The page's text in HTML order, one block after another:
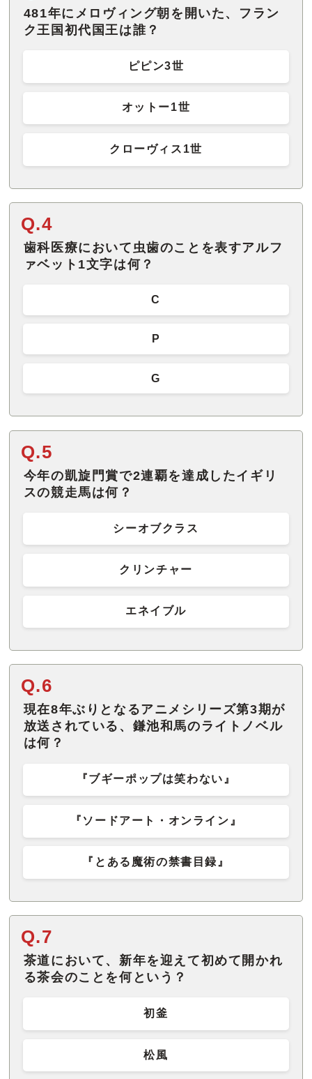
481年にメロヴィング朝を開いた、フラン
ク王国初代国王は誰？
ピピン3世
オットー1世
クローヴィス1世
Q.4
歯科医療において虫歯のことを表すアルフ
ァベット1文字は何？
C
P
G
Q.5
今年の凱旋門賞で2連覇を達成したイギリ
スの競走馬は何？
シーオブクラス
クリンチャー
エネイブル
Q.6
現在8年ぶりとなるアニメシリーズ第3期が
放送されている、鎌池和馬のライトノベル
は何？
『ブギーポップは笑わない』
『ソードアート・オンライン』
『とある魔術の禁書目録』
Q.7
茶道において、新年を迎えて初めて開かれ
る茶会のことを何という？
初釜
松風